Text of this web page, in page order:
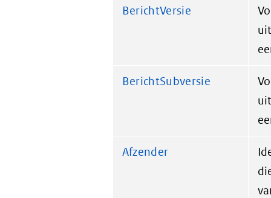
BerichtVersie
BerichtSubversie
Afzender